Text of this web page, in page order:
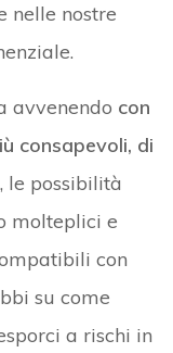
nelle nostre
avvenendo con
consapevoli, di
le possibilità
molteplici e
con
su come
a rischi in